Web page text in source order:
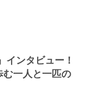
ンタビュー！
一人と一匹の